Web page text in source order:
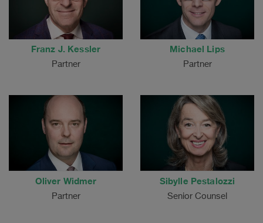
Franz J. Kessler
Partner
Michael Lips
Partner
Oliver Widmer
Partner
Sibylle Pestalozzi
Senior Counsel